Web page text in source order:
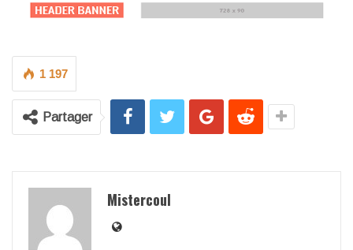
1 197
Partager
Mistercoul